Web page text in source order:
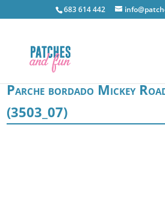
683 614 442
Parche bordado Mickey
(3503_07)